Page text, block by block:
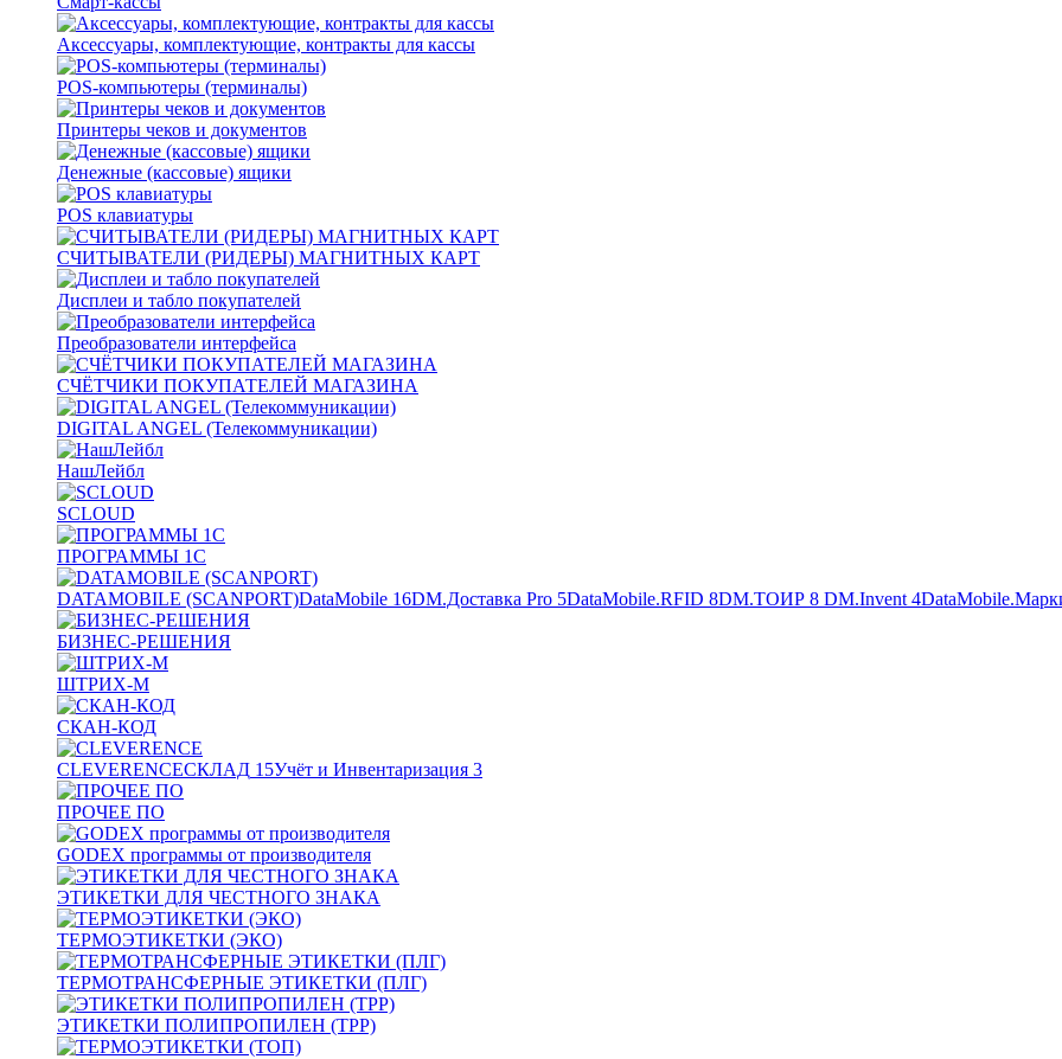
Аксессуары, комплектующие, контракты для кассы
POS-компьютеры (терминалы)
Принтеры чеков и документов
Денежные (кассовые) ящики
POS клавиатуры
СЧИТЫВАТЕЛИ (РИДЕРЫ) МАГНИТНЫХ КАРТ
Дисплеи и табло покупателей
Преобразователи интерфейса
СЧЁТЧИКИ ПОКУПАТЕЛЕЙ МАГАЗИНА
DIGITAL ANGEL (Телекоммуникации)
НашЛейбл
SCLOUD
ПРОГРАММЫ 1С
DATAMOBILE (SCANPORT)DataMobile 16DM.Доставка Pro 5DataMobile.RFID 8DM.ТОИР 8 DM.Invent 4
БИЗНЕС-РЕШЕНИЯ
ШТРИХ-М
СКАН-КОД
CLEVERENCEСКЛАД 15Учёт и Инвентаризация 3
ПРОЧЕЕ ПО
GODEX программы от производителя
ЭТИКЕТКИ ДЛЯ ЧЕСТНОГО ЗНАКА
ТЕРМОЭТИКЕТКИ (ЭКО)
ТЕРМОТРАНСФЕРНЫЕ ЭТИКЕТКИ (ПЛГ)
ЭТИКЕТКИ ПОЛИПРОПИЛЕН (TPP)